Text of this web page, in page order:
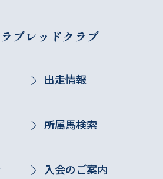
ブレッドクラブ
出走情報
所属馬検索
入会のご案内